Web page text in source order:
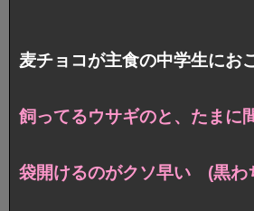
麦チョコが主食の中学生にお
飼ってるウサギのと、たま
袋開けるのがクソ早い (黒わ